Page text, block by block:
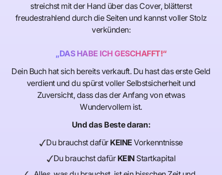
streichst mit der Hand über das Cover, blätterst
freudestrahlend durch die Seiten und kannst voller Stolz
verkünden:
„DAS HABE ICH GESCHAFFT!“
Dein Buch hat sich bereits verkauft. Du hast das erste Geld
verdient und du spürst voller Selbstsicherheit und
Zuversicht, dass das der Anfang von etwas
Wundervollem ist.
Und das Beste daran:
Du brauchst dafür KEINE Vorkenntnisse
Du brauchst dafür KEIN Startkapital